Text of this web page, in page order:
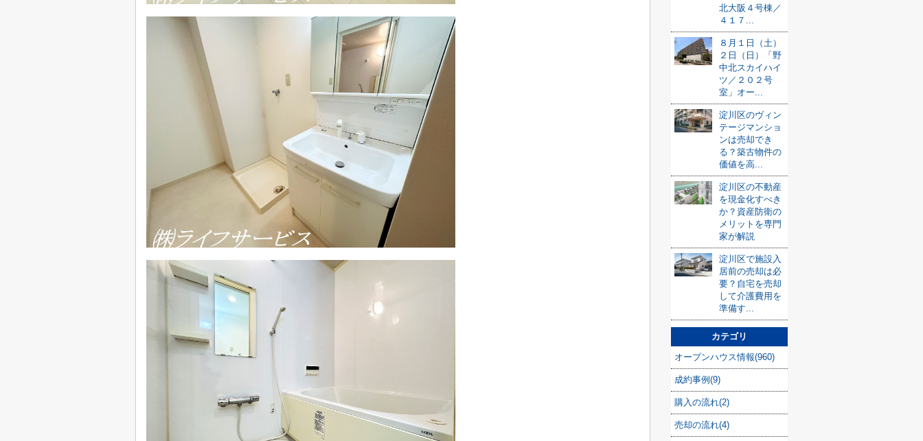
北大阪４号棟／
４１７...
８月１日（土）
２日（日）「野
中北スカイハイ
ツ／２０２号
室」オー...
淀川区のヴィン
テージマンショ
ンは売却でき
る？築古物件の
価値を高...
淀川区の不動産
を現金化すべき
か？資産防衛の
メリットを専門
家が解説
淀川区で施設入
居前の売却は必
要？自宅を売却
して介護費用を
準備す...
カテゴリ
オープンハウス情報(960)
成約事例(9)
購入の流れ(2)
売却の流れ(4)